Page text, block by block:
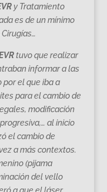
y Tratamiento
es de un mínimo
tuvo que realizar
informar a las
por el que iba a
para el cambio de
modificación
al inicio
el cambio de
a más contextos.
(pijama
del vello